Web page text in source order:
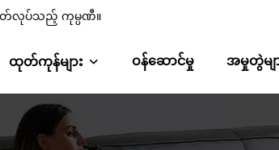
ထုတ်လုပ်သည့် ကုမ္ပဏီ။
ထုတ်ကုန်များ ဝန်ဆောင်မှု အမှုတွဲမျ